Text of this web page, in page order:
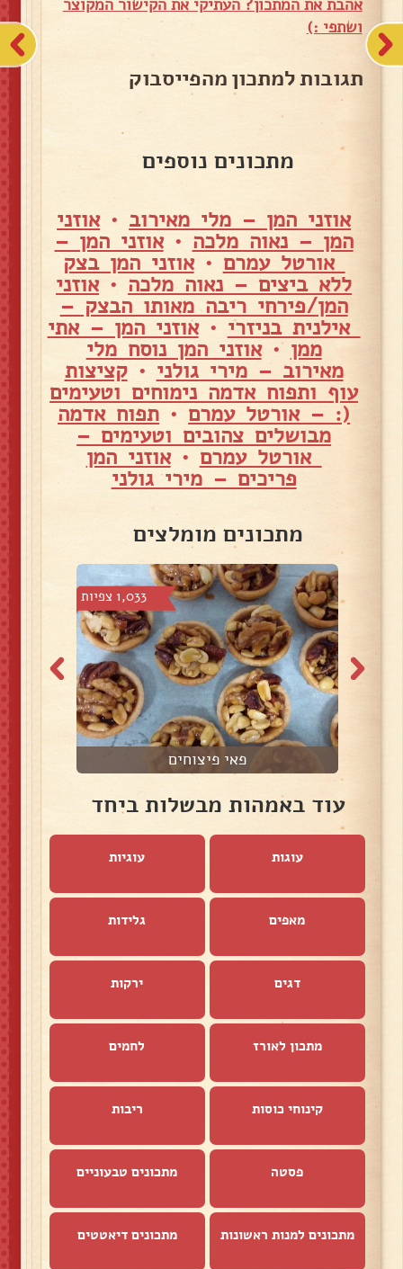
אהבת את המתכון? העתיקי את הקישור המקוצר
ושתפי :)
תגובות למתכון מהפייסבוק
מתכונים נוספים
אוזני המן – מלי מאירוב •אוזני
המן – נאוה מלכה •אוזני המן –
אורטל עמרם •אוזני המן בצק
ללא ביצים – נאוה מלכה •אוזני
המן/פירחי ריבה מאותו הבצק –
אילנית בניזרי •אוזני המן – אתי
ממן •אוזני המן נוסח מלי
מאירוב – מירי גולני •קציצות
עוף ותפוח אדמה נימוחים וטעימים
(: – אורטל עמרם • תפוח אדמה
מבושלים צהובים וטעימים –
אורטל עמרם •אוזני המן
פריכים – מירי גולני
מתכונים מומלצים
1,033 צפיות
פאי פיצוחים
עוד באמהות מבשלות ביחד
עוגות עוגיות
מאפים גלידות
דגים ירקות
מתכון לאורז לחמים
קינוחי כוסות ריבות
פסטה מתכונים טבעוניים
מתכונים למנות ראשונות מתכונים דיאטטים